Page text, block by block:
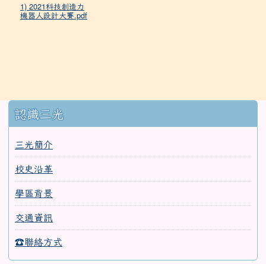
1) 2021科技創造力
機器人設計大賽.pdf
::: 認識三光
三光簡介
校史沿革
學區背景
交通資訊
☎聯絡方式